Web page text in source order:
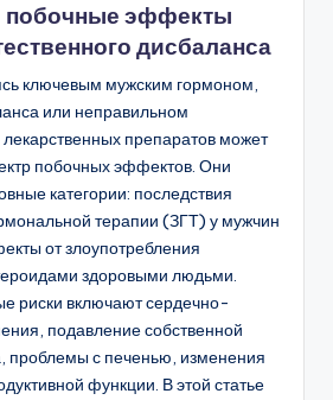
побочные эффекты
дисбаланса
ключевым мужским гормоном,
или неправильном
препаратов может
побочных эффектов. Они
категории: последствия
терапии (ЗГТ) у мужчин
от злоупотребления
здоровыми людьми.
риски включают сердечно-
подавление собственной
проблемы с печенью, изменения
функции. В этой статье